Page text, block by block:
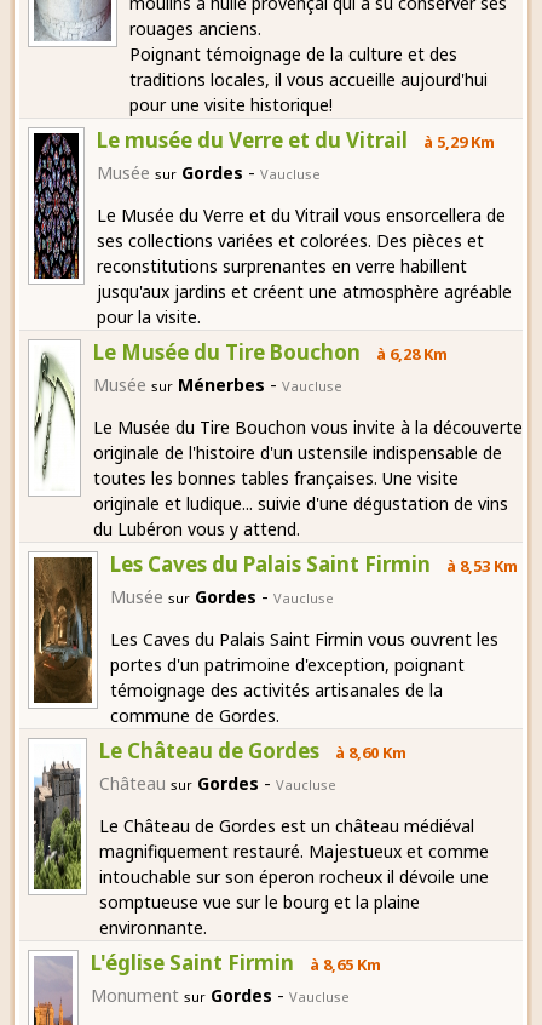
rouages anciens.
Poignant témoignage de la culture et des
traditions locales, il vous accueille aujourd'hui
pour une visite historique!
Le musée du Verre et du Vitrail à 5,29 Km
Musée sur Gordes - Vaucluse
Le Musée du Verre et du Vitrail vous ensorcellera de
ses collections variées et colorées. Des pièces et
reconstitutions surprenantes en verre habillent
jusqu'aux jardins et créent une atmosphère agréable
pour la visite.
Le Musée du Tire Bouchon à 6,28 Km
Musée sur Ménerbes - Vaucluse
Le Musée du Tire Bouchon vous invite à la découverte
originale de l'histoire d'un ustensile indispensable de
toutes les bonnes tables françaises. Une visite
originale et ludique... suivie d'une dégustation de vins
du Lubéron vous y attend.
Les Caves du Palais Saint Firmin à 8,53 Km
Musée sur Gordes - Vaucluse
Les Caves du Palais Saint Firmin vous ouvrent les
portes d'un patrimoine d'exception, poignant
témoignage des activités artisanales de la
commune de Gordes.
Le Château de Gordes à 8,60 Km
Château sur Gordes - Vaucluse
Le Château de Gordes est un château médiéval
magnifiquement restauré. Majestueux et comme
intouchable sur son éperon rocheux il dévoile une
somptueuse vue sur le bourg et la plaine
environnante.
L'église Saint Firmin à 8,65 Km
Monument sur Gordes - Vaucluse